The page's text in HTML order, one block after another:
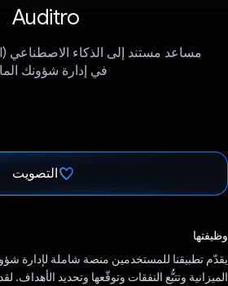
Auditro
في إدارة شؤونك
التصويت
وظيفتها
يقدّم تطبيقنا للمستخدمين منصة شاملة لإدارة
الميزانية وتتبُّع النفقات وتوقّعها وتحديد الأهداف.